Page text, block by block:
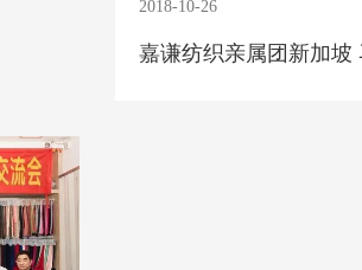
2018-10-26
嘉谦纺织亲属团新加坡